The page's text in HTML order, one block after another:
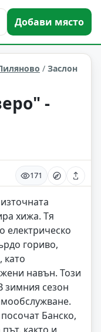
Добави място
Благоевград
/ Заслон
-
171
хижа. Тя
електрическо
гориво,
като
навън. Този
зимния сезон
Банско,